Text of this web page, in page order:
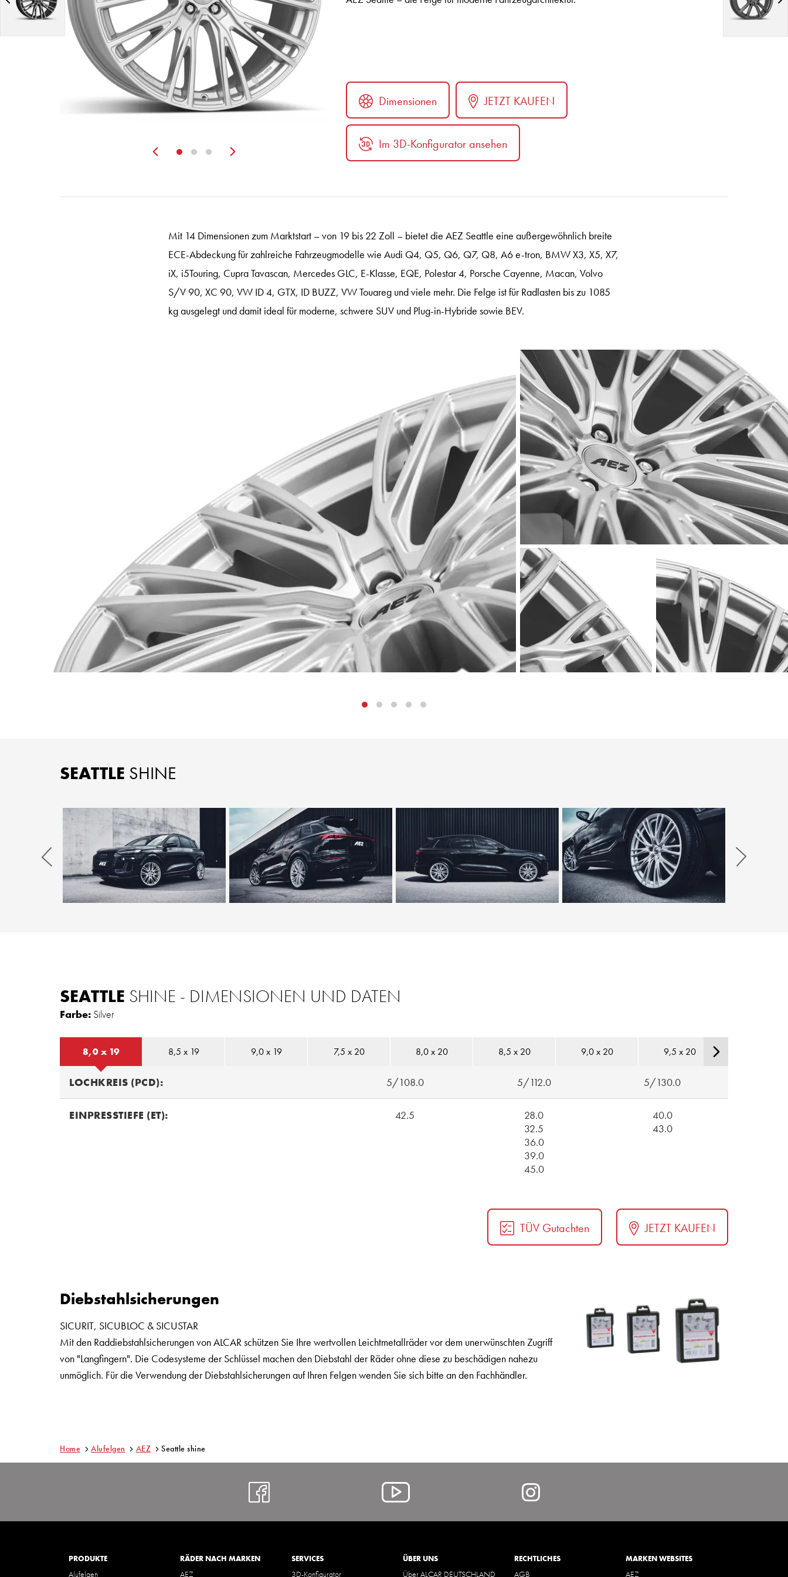
Zurück
Dimensionen JETZT KAUFEN
Im 3D-Konfigurator ansehen
Mit 14 Dimensionen zum Marktstart – von 19 bis 22 Zoll – bietet die AEZ Seattle eine außergewöhnlich breite
ECE-Abdeckung für zahlreiche Fahrzeugmodelle wie Audi Q4, Q5, Q6, Q7, Q8, A6 e-tron, BMW X3, X5, X7,
iX, i5Touring, Cupra Tavascan, Mercedes GLC, E-Klasse, EQE, Polestar 4, Porsche Cayenne, Macan, Volvo
S/V 90, XC 90, VW ID 4, GTX, ID BUZZ, VW Touareg und viele mehr. Die Felge ist für Radlasten bis zu 1085
kg ausgelegt und damit ideal für moderne, schwere SUV und Plug-in-Hybride sowie BEV.
SEATTLE SHINE
Zurück Weiter
SEATTLE SHINE - DIMENSIONEN UND DATEN
Farbe: Silver
8,0 x 19 8,5 x 19 9,0 x 19 7,5 x 20 8,0 x 20 8,5 x 20 9,0 x 20 9,5 x 20
LOCHKREIS (PCD): 5/108.0 5/112.0 5/130.0
EINPRESSTIEFE (ET): 42.5
28.0
32.5
36.0
39.0
45.0
40.0
43.0
TÜV Gutachten JETZT KAUFEN
Diebstahlsicherungen
SICURIT, SICUBLOC & SICUSTAR
Mit den Raddiebstahlsicherungen von ALCAR schützen Sie Ihre wertvollen Leichtmetallräder vor dem unerwünschten Zugriff
von "Langfingern". Die Codesysteme der Schlüssel machen den Diebstahl der Räder ohne diese zu beschädigen nahezu
unmöglich. Für die Verwendung der Diebstahlsicherungen auf Ihren Felgen wenden Sie sich bitte an den Fachhändler.
Home Alufelgen AEZ Seattle shine
https://www.facebook.com/AlcarDeutschlandGmbH/
Alcar
https://www.instagram.com/
PRODUKTE
Alufelgen
RÄDER NACH MARKEN
AEZ
SERVICES
3D-Konfigurator
ÜBER UNS
Über ALCAR DEUTSCHLAND
RECHTLICHES
AGB
MARKEN WEBSITES
AEZ